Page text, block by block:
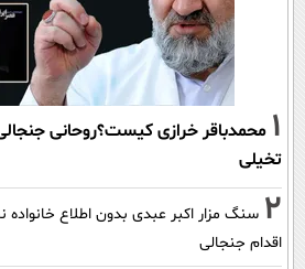
1 محمدباقر خرازی کیست؟روحانی جنجالی
تخیلی
2 سنگ مزار اکبر عبدی بدون اطلاع
اقدام جنجالی